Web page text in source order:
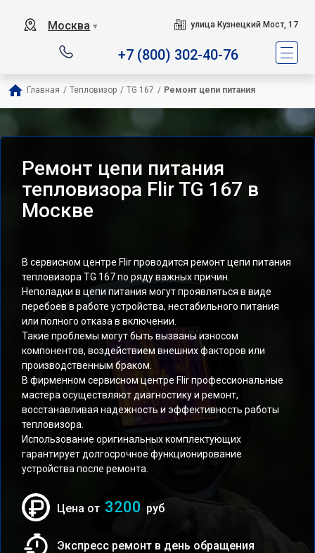
Москва ▼ улица Кузнецкий Мост, 17
+7 (800) 302-40-76
Главная / Тепловизор / TG 167 / Ремонт цепи питания
Ремонт цепи питания
тепловизора Flir TG 167 в
Москве
В сервисном центре Flir проводится ремонт цепи питания
тепловизора TG 167 по ряду важных причин.
Неполадки в цепи питания могут проявляться в виде
перебоев в работе устройства, нестабильного питания
или полного отказа в включении.
Такие проблемы могут быть вызваны износом
компонентов, воздействием внешних факторов или
производственным браком.
В фирменном сервисном центре Flir профессиональные
мастера осуществляют диагностику и ремонт,
восстанавливая надежность и эффективность работы
тепловизора.
Использование оригинальных комплектующих
гарантирует долгосрочное функционирование
устройства после ремонта.
Цена от 3200 руб
Экспресс ремонт в день обращения